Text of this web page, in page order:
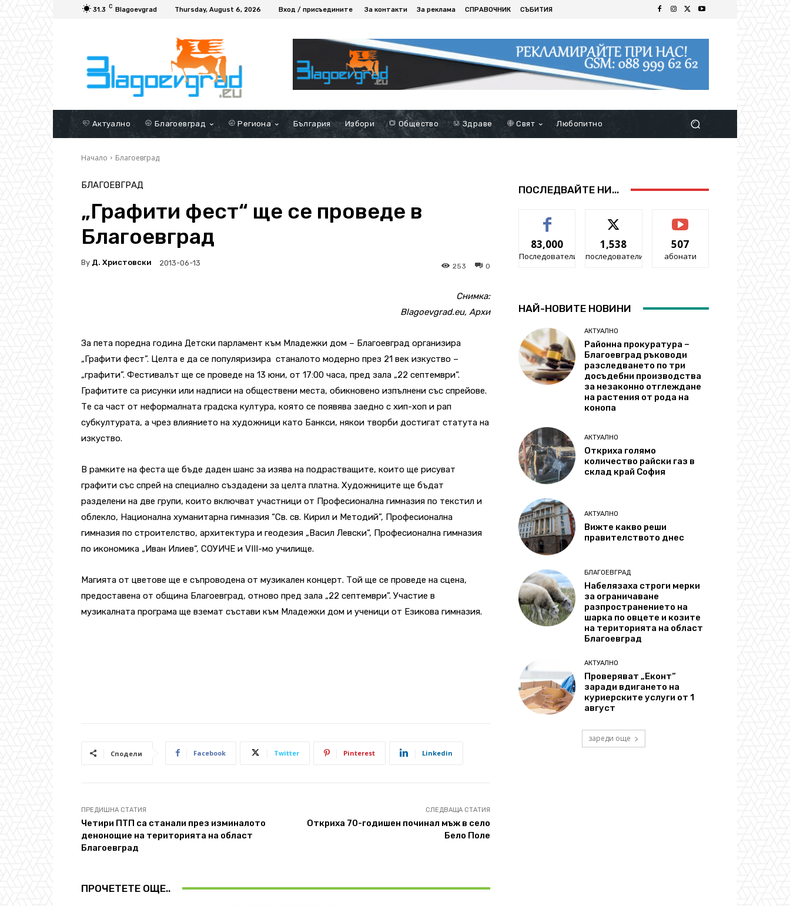
31.3 C Blagoevgrad Thursday, August 6, 2026 Вход / присъедините За контакти За реклама СПРАВОЧНИК СЪБИТИЯ
Актуално Благоевград Региона България Избори Общество Здраве Свят Любопитно
Начало Благоевград
БЛАГОЕВГРАД
„Графити фест“ ще се проведе в
Благоевград
By Д. Христовски 2013-06-13 0
253
Снимка:
Blagoevgrad.eu, Архи
За пета поредна година Детски парламент към Младежки дом – Благоевград организира
„Графити фест”. Целта е да се популяризира станалото модерно през 21 век изкуство –
„графити”. Фестивалът ще се проведе на 13 юни, от 17:00 часа, пред зала „22 септември“.
Графитите са рисунки или надписи на обществени места, обикновено изпълнени със спрейове.
Те са част от неформалната градска култура, която се появява заедно с хип-хоп и рап
субкултурата, а чрез влиянието на художници като Банкси, някои творби достигат статута на
изкуство.
В рамките на феста ще бъде даден шанс за изява на подрастващите, които ще рисуват
графити със спрей на специално създадени за целта платна. Художниците ще бъдат
разделени на две групи, които включват участници от Професионална гимназия по текстил и
облекло, Национална хуманитарна гимназия “Св. св. Кирил и Методий”, Професионална
гимназия по строителство, архитектура и геодезия „Васил Левски“, Професионална гимназия
по икономика „Иван Илиев“, СОУИЧЕ и VІІІ-мо училище.
Магията от цветове ще е съпроводена от музикален концерт. Той ще се проведе на сцена,
предоставена от община Благоевград, отново пред зала „22 септември”. Участие в
музикалната програма ще вземат състави към Младежки дом и ученици от Езикова гимназия.
Сподели Facebook Twitter Pinterest Linkedin
ПРЕДИШНА СТАТИЯ
Четири ПТП са станали през изминалото
денонощие на територията на област
Благоевград
СЛЕДВАЩА СТАТИЯ
Откриха 70-годишен починал мъж в село
Бело Поле
ПРОЧЕТЕТЕ ОЩЕ..
ПОСЛЕДВАЙТЕ НИ...
83,000
Последователи
1,538
последователи
507
абонати
НАЙ-НОВИТЕ НОВИНИ
АКТУАЛНО
Районна прокуратура –
Благоевград ръководи
разследването по три
досъдебни производства
за незаконно отглеждане
на растения от рода на
конопа
АКТУАЛНО
Откриха голямо
количество райски газ в
склад край София
АКТУАЛНО
Вижте какво реши
правителството днес
БЛАГОЕВГРАД
Набелязаха строги мерки
за ограничаване
разпространението на
шарка по овцете и козите
на територията на област
Благоевград
АКТУАЛНО
Проверяват „Еконт“
заради вдигането на
куриерските услуги от 1
август
зареди още